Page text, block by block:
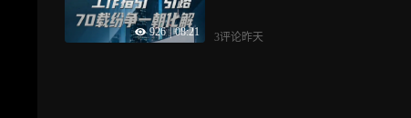
926 | 08:21
下，另一地争议又起，今
3评论昨天